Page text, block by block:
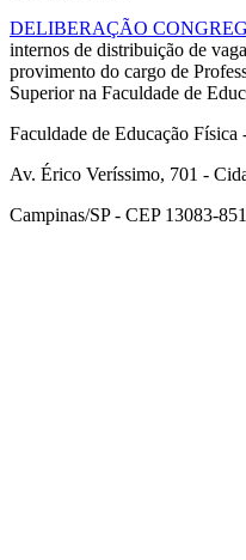
DELIBERAÇÃO
internos de distribuição de
provimento do cargo de
Superior na Faculdade de
Faculdade de Educação
Av. Érico Veríssimo, 701 -
Campinas/SP - CEP 13083-851